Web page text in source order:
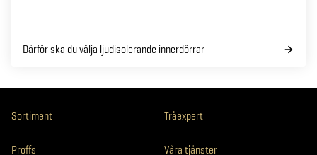
Därför ska du välja ljudisolerande innerdörrar
Sortiment Träexpert
Proffs Våra tjänster